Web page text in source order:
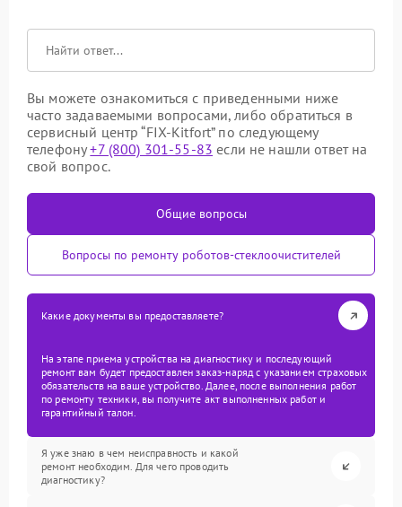
Вы можете ознакомиться с приведенными ниже
часто задаваемыми вопросами, либо обратиться в
сервисный центр “FIX-Kitfort” по следующему
телефону+7 (800) 301-55-83 если не нашли ответ на
свой вопрос.
Общие вопросы
Вопросы по ремонту роботов-стеклоочистителей
Какие документы вы предоставляете?
На этапе приема устройства на диагностику и последующий
ремонт вам будет предоставлен заказ-наряд с указанием страховых
обязательств на ваше устройство. Далее, после выполнения работ
по ремонту техники, вы получите акт выполненных работ и
гарантийный талон.
Я уже знаю в чем неисправность и какой
ремонт необходим. Для чего проводить
диагностику?